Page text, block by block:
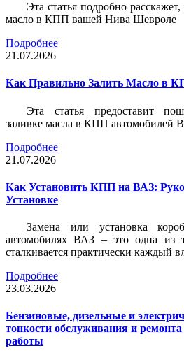
Эта статья подробно
масло в КПП вашей Нива Шевроле
Подробнее
21.07.2026
Как Правильно Залить Масло в
Эта статья предоставит
заливке масла в КПП автомобилей
Подробнее
21.07.2026
Как Установить КПП на ВАЗ:
Установке
Замена или установка
автомобилях ВАЗ – это одна из
сталкивается практически каждый
Подробнее
23.03.2026
Бензиновые, дизельные и
тонкости обслуживания и
работы